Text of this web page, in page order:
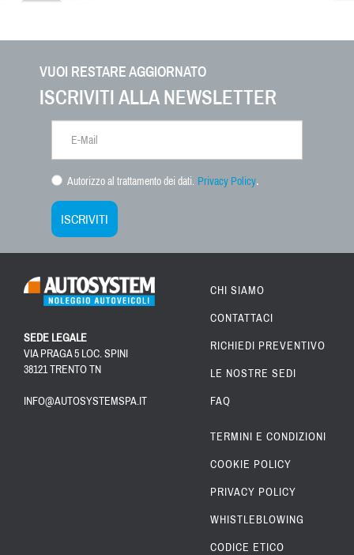
VUOI RESTARE AGGIORNATO
ISCRIVITI ALLA NEWSLETTER
Autorizzo al trattamento dei dati. Privacy Policy.
ISCRIVITI
SEDE LEGALE
VIA PRAGA 5 LOC. SPINI
38121 TRENTO TN
INFO@AUTOSYSTEMSPA.IT
CHI SIAMO
CONTATTACI
RICHIEDI PREVENTIVO
LE NOSTRE SEDI
FAQ
TERMINI E CONDIZIONI
COOKIE POLICY
PRIVACY POLICY
WHISTLEBLOWING
CODICE ETICO